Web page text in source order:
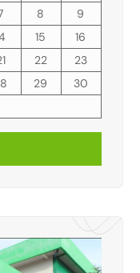
8
9
15
16
22
23
29
30